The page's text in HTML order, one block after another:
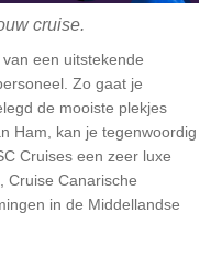
cruise.
een uitstekende
Zo gaat je
de mooiste plekjes
Ham, kan je tegenwoordig
Cruises een zeer luxe
Cruise Canarische
in de Middellandse